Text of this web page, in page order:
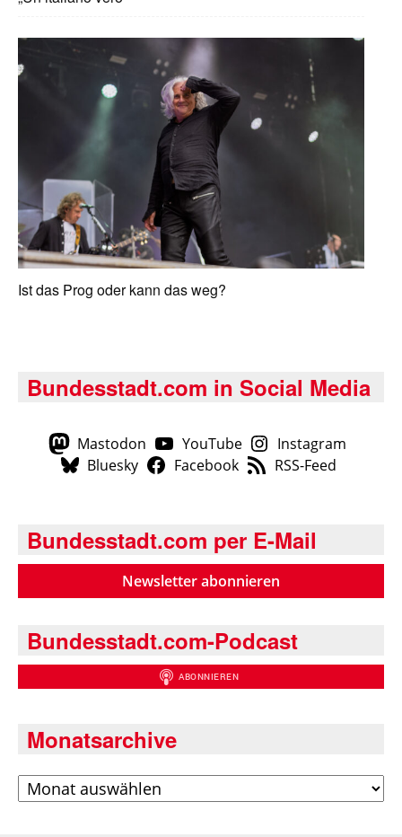
Ist das Prog oder kann das weg?
Bundesstadt.com in Social Media
Mastodon YouTube
Instagram
Bluesky
Facebook RSS-Feed
Bundesstadt.com per E-Mail
Newsletter abonnieren
Bundesstadt.com-Podcast
Monatsarchive
Archiv